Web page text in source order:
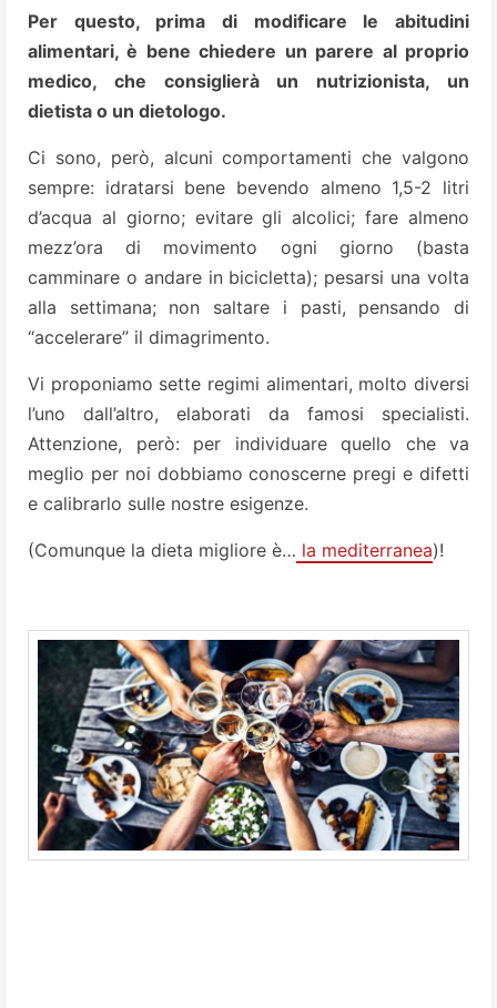
Per questo, prima di modificare le abitudini
alimentari, è bene chiedere un parere al proprio
medico, che consiglierà un nutrizionista, un
dietista o un dietologo.
Ci sono, però, alcuni comportamenti che valgono
sempre: idratarsi bene bevendo almeno 1,5-2 litri
d’acqua al giorno; evitare gli alcolici; fare almeno
mezz’ora di movimento ogni giorno (basta
camminare o andare in bicicletta); pesarsi una volta
alla settimana; non saltare i pasti, pensando di
“accelerare” il dimagrimento.
Vi proponiamo sette regimi alimentari, molto diversi
l’uno dall’altro, elaborati da famosi specialisti.
Attenzione, però: per individuare quello che va
meglio per noi dobbiamo conoscerne pregi e difetti
e calibrarlo sulle nostre esigenze.
(Comunque la dieta migliore è… la mediterranea)!